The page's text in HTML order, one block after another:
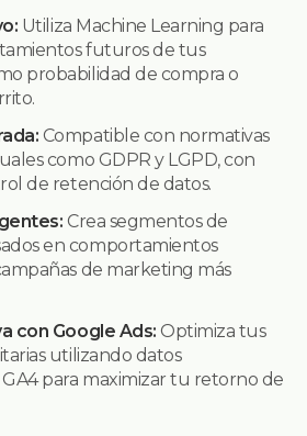
Utiliza Machine Learning para
futuros de tus
probabilidad de compra o
Compatible con normativas
como GDPR y LGPD, con
de retención de datos.
Crea segmentos de
en comportamientos
de marketing más
con Google Ads: Optimiza tus
utilizando datos
para maximizar tu retorno de